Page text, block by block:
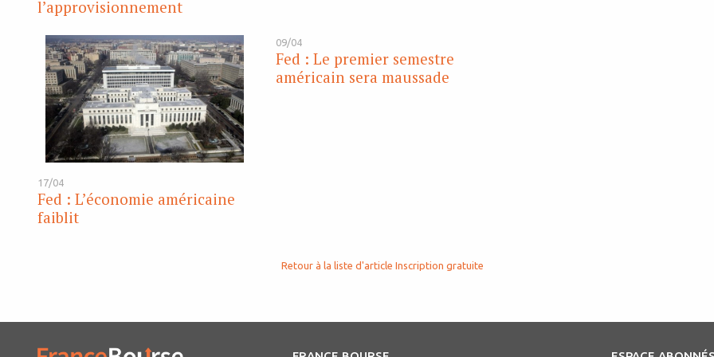
l’approvisionnement
17/04
Fed : L’économie américaine
faiblit
09/04
Fed : Le premier semestre
américain sera maussade
Retour à la liste d'article Inscription gratuite